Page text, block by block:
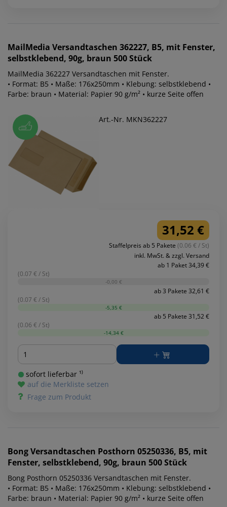
MailMedia Versandtaschen 362227, B5, mit Fenster,
selbstklebend, 90g, braun 500 Stück
MailMedia 362227 Versandtaschen mit Fenster.
• Format: B5 • Maße: 176x250mm • Klebung: selbstklebend •
Farbe: braun • Material: Papier 90 g/m² • kurze Seite offen
Art.-Nr. MKN362227
31,52 €
Staffelpreis ab 5 Pakete (0.06 € / St)
inkl. MwSt. & zzgl. Versand
ab 1 Paket 34,39 €
(0.07 € / St)
-0,00 €
ab 3 Pakete 32,61 €
(0.07 € / St)
-5,35 €
ab 5 Pakete 31,52 €
(0.06 € / St)
-14,34 €
Menge
sofort lieferbar ¹⁾
auf die Merkliste setzen
Frage zum Produkt
BongVersandtaschen Posthorn 05250336, B5, mit
Fenster, selbstklebend, 90g, braun 500 Stück
Bong Posthorn 05250336 Versandtaschen mit Fenster.
• Format: B5 • Maße: 176x250mm • Klebung: selbstklebend •
Farbe: braun • Material: Papier 90 g/m² • kurze Seite offen